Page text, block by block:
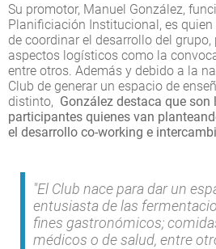
Su promotor, Manuel González,
Planificiación Institucional, es
de coordinar el desarrollo del
aspectos logísticos como la
entre otros. Además y debido a la
Club de generar un espacio de
distinto, González destaca que
participantes quienes van
el desarrollo co-working e
"El Club nace para dar un
entusiasta de las
fines gastronómicos;
médicos o de salud, entre